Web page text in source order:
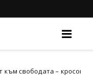
– кросовият мотор